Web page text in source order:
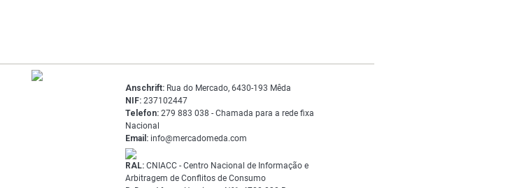
Anschrift:Rua do Mercado, 6430-193 Mêda
NIF:237102447
Telefon:279 883 038 - Chamada para a rede fixa
Nacional
Email:info@mercadomeda.com
RAL:CNIACC - Centro Nacional de Informação e
Arbitragem de Conflitos de Consumo